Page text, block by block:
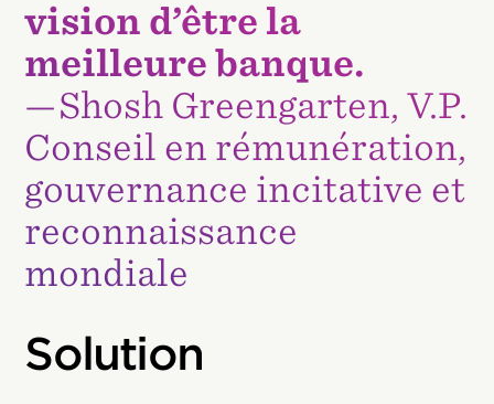
vision d’être la
meilleure banque.
—Shosh Greengarten, V.P.
Conseil en rémunération,
gouvernance incitative et
reconnaissance
mondiale
Solution